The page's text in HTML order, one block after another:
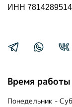
Время работы
Понедельник -
ИНН 7814289514